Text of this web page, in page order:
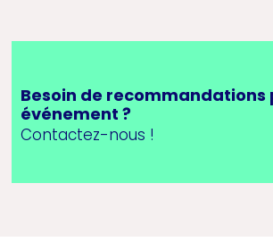
Besoin de recommandations
événement ?
Contactez-nous !